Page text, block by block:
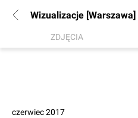
ZDJĘCIA
czerwiec 2017